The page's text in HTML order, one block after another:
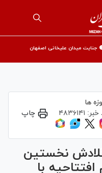
جنایت میدان علیخانی اصفهان
ها
خبر: ۴۸۳۶۱۴۱ چاپ
نخستین
با